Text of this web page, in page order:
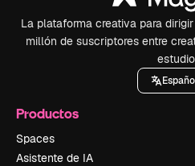
La plataforma creativa para
millón de suscriptores entre
Productos
Spaces
Asistente de IA